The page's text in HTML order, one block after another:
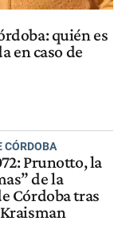
quién es
en caso de
CÓRDOBA
Prunotto, la
de la
Córdoba tras